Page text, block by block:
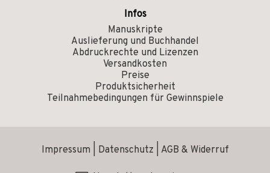
Infos
Manuskripte
Auslieferung und Buchhandel
Abdruckrechte und Lizenzen
Versandkosten
Preise
Produktsicherheit
Teilnahmebedingungen für Gewinnspiele
Impressum Datenschutz AGB & Widerruf